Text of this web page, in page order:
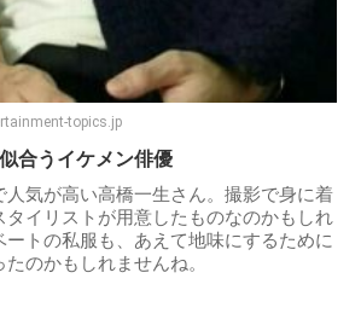
topics.jp
合うイケメン俳優
人気が高い高橋一生さん。撮影で身に着
タイリストが用意したものなのかもしれ
ートの私服も、あえて地味にするために
のかもしれませんね。